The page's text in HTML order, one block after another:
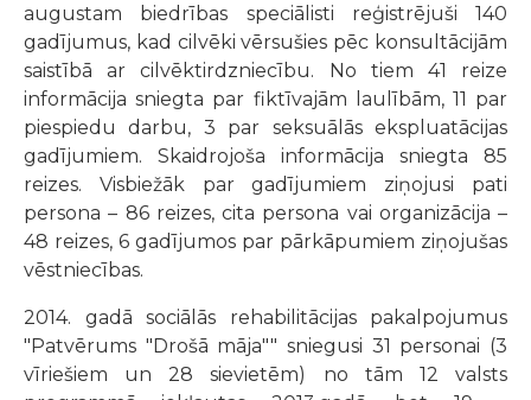
augustam biedrības speciālisti reģistrējuši 140
gadījumus, kad cilvēki vērsušies pēc konsultācijām
saistībā ar cilvēktirdzniecību. No tiem 41 reize
informācija sniegta par fiktīvajām laulībām, 11 par
piespiedu darbu, 3 par seksuālās ekspluatācijas
gadījumiem. Skaidrojoša informācija sniegta 85
reizes. Visbiežāk par gadījumiem ziņojusi pati
persona – 86 reizes, cita persona vai organizācija –
48 reizes, 6 gadījumos par pārkāpumiem ziņojušas
vēstniecības.
2014. gadā sociālās rehabilitācijas pakalpojumus
"Patvērums "Drošā māja"" sniegusi 31 personai (3
vīriešiem un 28 sievietēm) no tām 12 valsts